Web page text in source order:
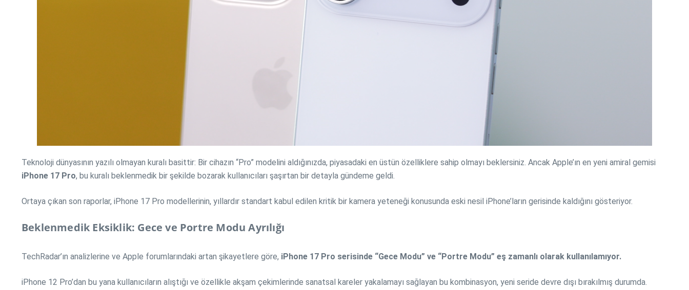
Teknoloji dünyasının yazılı olmayan kuralı basittir: Bir cihazın “Pro” modelini aldığınızda, piyasadaki en üstün özelliklere sahip olmayı beklersiniz. Ancak Apple’ın en yeni amiral gemisi
iPhone 17 Pro, bu kuralı beklenmedik bir şekilde bozarak kullanıcıları şaşırtan bir detayla gündeme geldi.
Ortaya çıkan son raporlar, iPhone 17 Pro modellerinin, yıllardır standart kabul edilen kritik bir kamera yeteneği konusunda eski nesil iPhone’ların gerisinde kaldığını gösteriyor.
Beklenmedik Eksiklik: Gece ve Portre Modu Ayrılığı
TechRadar’ın analizlerine ve Apple forumlarındaki artan şikayetlere göre, iPhone 17 Pro serisinde “Gece Modu” ve “Portre Modu” eş zamanlı olarak kullanılamıyor.
iPhone 12 Pro’dan bu yana kullanıcıların alıştığı ve özellikle akşam çekimlerinde sanatsal kareler yakalamayı sağlayan bu kombinasyon, yeni seride devre dışı bırakılmış durumda.